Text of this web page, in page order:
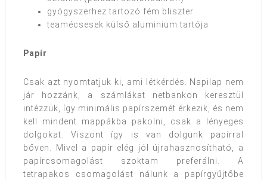
gyógyszerhez tartozó fém bliszter
teamécsesek külső aluminium tartója
Papír
Csak azt nyomtatjuk ki, ami létkérdés. Napilap nem
jár hozzánk, a számlákat netbankon keresztül
intézzük, így minimális papírszemét érkezik, és nem
kell mindent mappákba pakolni, csak a lényeges
dolgokat. Viszont így is van dolgunk papírral
bőven. Mivel a papír elég jól újrahasznosítható, a
papírcsomagolást szoktam preferálni. A
tetrapakos csomagolást nálunk a papírgyűjtőbe